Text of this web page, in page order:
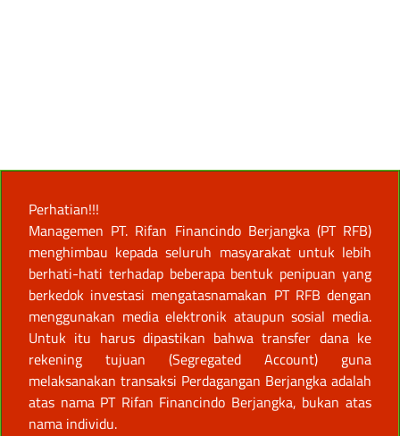
Perhatian!!!
Managemen PT. Rifan Financindo Berjangka (PT RFB)
menghimbau kepada seluruh masyarakat untuk lebih
berhati-hati terhadap beberapa bentuk penipuan yang
berkedok investasi mengatasnamakan PT RFB dengan
menggunakan media elektronik ataupun sosial media.
Untuk itu harus dipastikan bahwa transfer dana ke
rekening tujuan (Segregated Account) guna
melaksanakan transaksi Perdagangan Berjangka adalah
atas nama PT Rifan Financindo Berjangka, bukan atas
nama individu.